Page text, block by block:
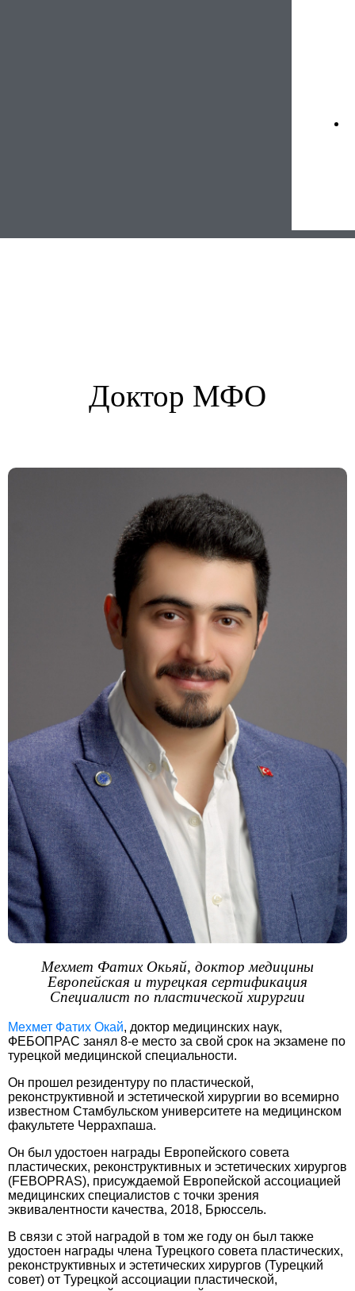
Доктор МФО
Мехмет Фатих Окьяй, доктор медицины
Европейская и турецкая сертификация
Специалист по пластической хирургии
Мехмет Фатих Окай, доктор медицинских наук,
ФЕБОПРАС занял 8-е место за свой срок на экзамене по
турецкой медицинской специальности.
Он прошел резидентуру по пластической,
реконструктивной и эстетической хирургии во всемирно
известном Стамбульском университете на медицинском
факультете Черрахпаша.
Он был удостоен награды Европейского совета
пластических, реконструктивных и эстетических хирургов
(FEBOPRAS), присуждаемой Европейской ассоциацией
медицинских специалистов с точки зрения
эквивалентности качества, 2018, Брюссель.
В связи с этой наградой в том же году он был также
удостоен награды члена Турецкого совета пластических,
реконструктивных и эстетических хирургов (Турецкий
совет) от Турецкой ассоциации пластической,